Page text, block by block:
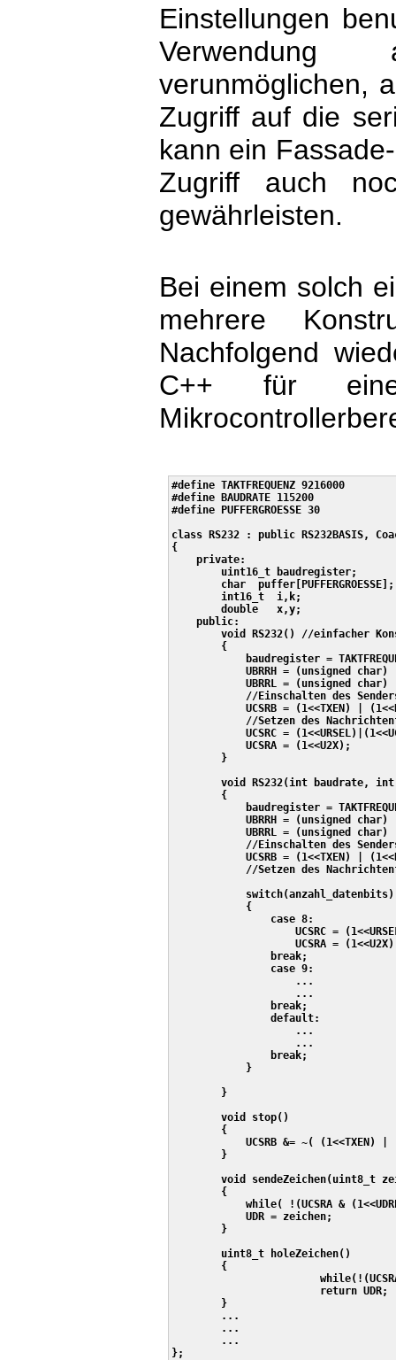
Einstellungen
Verwendung
verunmöglichen,
Zugriff auf die
kann ein
Zugriff auch
gewährleisten.
Bei einem solch
mehrere
Nachfolgend
C++ für eine
#define TAKTFREQUENZ 9216000
#define BAUDRATE 115200
#define PUFFERGROESSE 30
class RS232 : public RS232BASIS,
{
    private:
        uint16_t baudregister;
        char  puffer[PUFFERGROESSE];
        int16_t  i,k;
        double   x,y;
    public:
void RS232() //einfacher
        {
baudregister =
UBRRH = (unsigned char)
UBRRL = (unsigned char)
//Einschalten des
UCSRB = (1<<TXEN) |
//Setzen des
UCSRC =
            UCSRA = (1<<U2X);
        }
void RS232(int baudrate,
        {
baudregister =
UBRRH = (unsigned char)
UBRRL = (unsigned char)
//Einschalten des
UCSRB = (1<<TXEN) |
//Setzen des
            switch(anzahl_datenbits)
            {
                case 8:
UCSRC =
UCSRA =
                break;
                case 9:
                    ...
                    ...
                break;
                default:
                    ...
                    ...
                break;
            }
        }
        void stop()
        {
UCSRB &= ~( (1<<TXEN) |
        }
void sendeZeichen(uint8_t
        {
while( !(UCSRA &
            UDR = zeichen;
        }
        uint8_t holeZeichen()
        {
        }
        ...
        ...
        ...
};